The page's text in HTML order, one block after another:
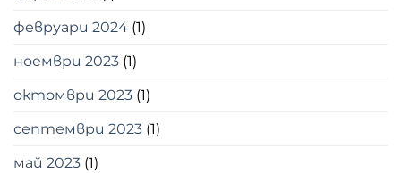
февруари 2024 (1)
ноември 2023 (1)
октомври 2023 (1)
септември 2023 (1)
май 2023 (1)